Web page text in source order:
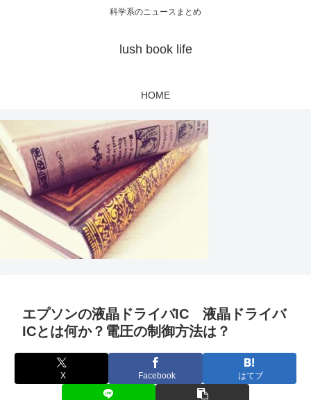
科学系のニュースまとめ
lush book life
HOME
エプソンの液晶ドライバIC 液晶ドライバ
ICとは何か？電圧の制御方法は？
X Facebook はてブ